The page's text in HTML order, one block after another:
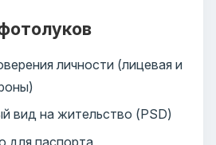
личности (лицевая и
вид на жительство (PSD)
для паспорта